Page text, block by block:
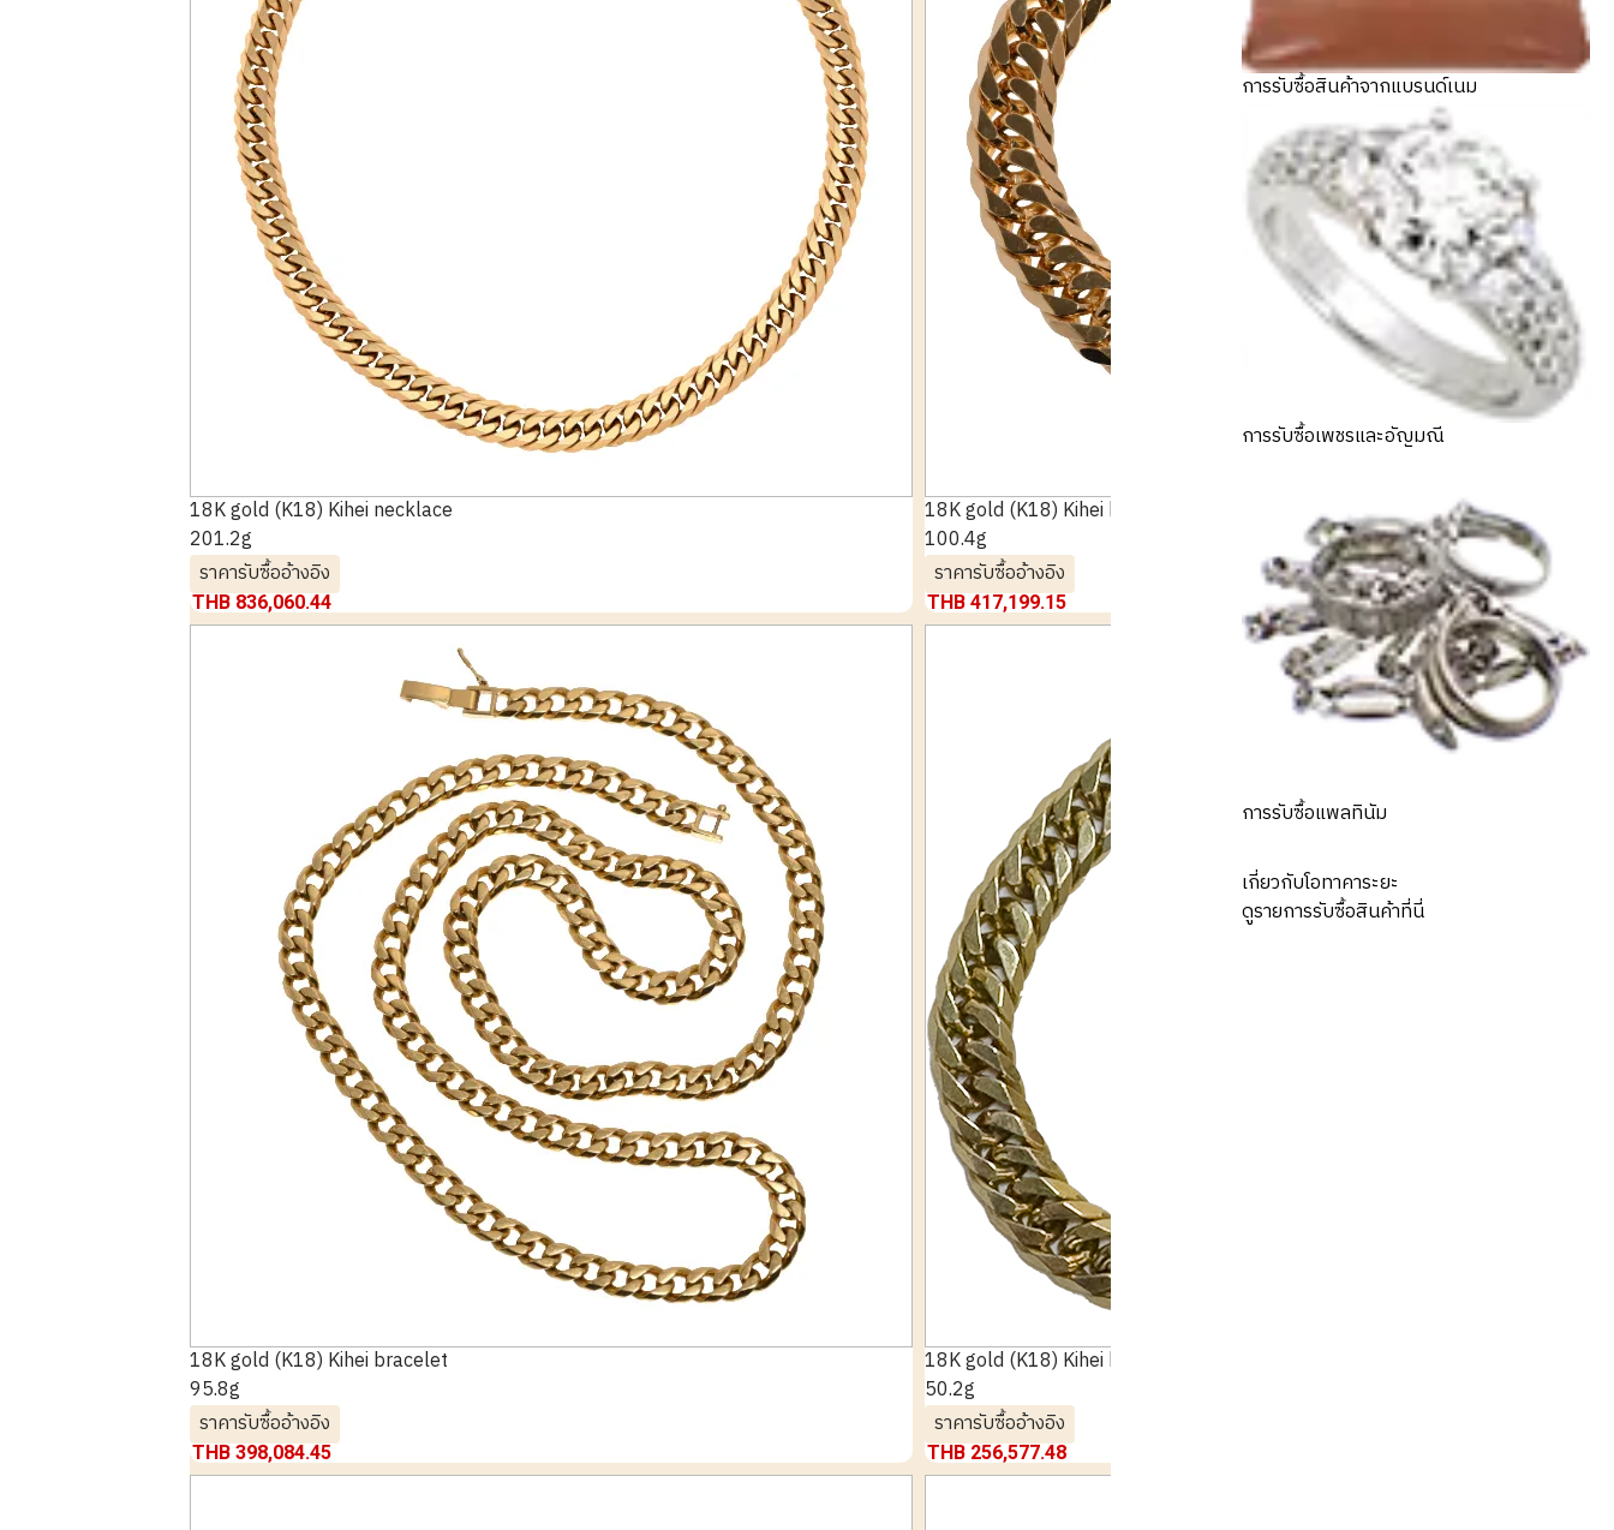
18K gold (K18) Kihei necklace
201.2g
ราคารับซื้ออ้างอิง
THB 836,060.44
18K gold (K18) Kihei bracelet
100.4g
ราคารับซื้ออ้างอิง
THB 417,199.15
18K gold (K18) Kihei bracelet
95.8g
ราคารับซื้ออ้างอิง
THB 398,084.45
18K gold (K18) Kihei bracelet 6 sides double
50.2g
ราคารับซื้ออ้างอิง
THB 256,577.48
การรับซื้อสินค้าจากแบรนด์เนม
การรับซื้อเพชรและอัญมณี
การรับซื้อแพลทินัม
เกี่ยวกับโอทาคาระยะ
ดูรายการรับซื้อสินค้าที่นี่